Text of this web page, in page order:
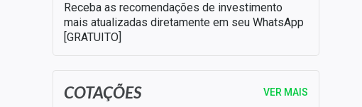
Receba as recomendações de investimento
mais atualizadas diretamente em seu WhatsApp
[GRATUITO]
COTAÇÕES VER MAIS